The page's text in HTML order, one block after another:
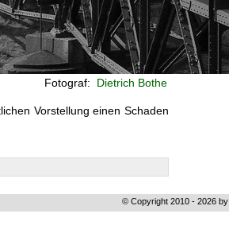
Fotograf: Dietrich Bothe
Vorstellung einen Schaden
© Copyright 2010 - 2026 by